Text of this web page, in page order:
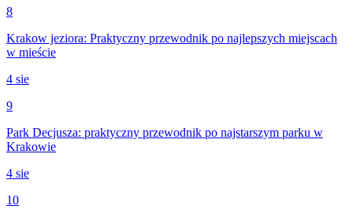
8
Krakow jeziora: Praktyczny przewodnik po najlepszych miejscach
w mieście
4 sie
9
Park Decjusza: praktyczny przewodnik po najstarszym parku w
Krakowie
4 sie
10